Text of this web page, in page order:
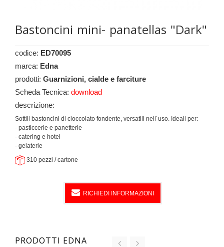
Bastoncini mini- panatellas "Dark"
codice: ED70095
marca: Edna
prodotti: Guarnizioni, cialde e farciture
Scheda Tecnica: download
descrizione:
Sottili bastoncini di cioccolato fondente, versatili nell´uso. Ideali per:
- pasticcerie e panetterie
- catering e hotel
- gelaterie
310 pezzi / cartone
RICHIEDI INFORMAZIONI
PRODOTTI EDNA